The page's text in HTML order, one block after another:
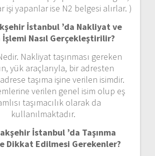
işi yapanlar ise N2 belgesi alırlar. )
İstanbul ’da Nakliyat ve
İşlemi Nasıl Gerçekleştirilir?
Nakliyat taşınması gereken
yük araçlarıyla, bir adresten
taşıma işine verilen isimdir.
verilen genel isim olup eş
taşımacılık olarak da
kullanılmaktadır.
İstanbul ’da Taşınma
Dikkat Edilmesi Gerekenler?